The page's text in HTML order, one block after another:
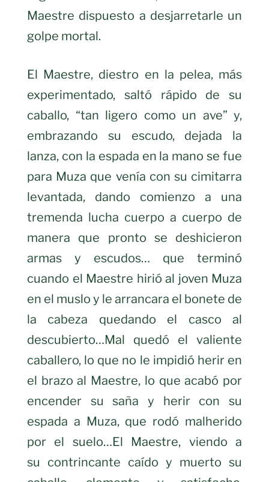
Maestre dispuesto a desjarretarle un
golpe mortal.
El Maestre, diestro en la pelea, más
experimentado, saltó rápido de su
caballo, “tan ligero como un ave” y,
embrazando su escudo, dejada la
lanza, con la espada en la mano se fue
para Muza que venía con su cimitarra
levantada, dando comienzo a una
tremenda lucha cuerpo a cuerpo de
manera que pronto se deshicieron
armas y escudos… que terminó
cuando el Maestre hirió al joven Muza
en el muslo y le arrancara el bonete de
la cabeza quedando el casco al
descubierto…Mal quedó el valiente
caballero, lo que no le impidió herir en
el brazo al Maestre, lo que acabó por
encender su saña y herir con su
espada a Muza, que rodó malherido
por el suelo…El Maestre, viendo a
su contrincante caído y muerto su